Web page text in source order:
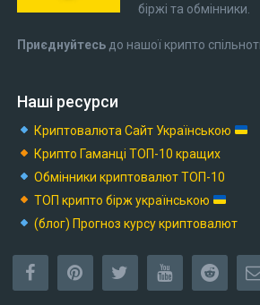
біржі та обмінники.
Приєднуйтесьдо нашої крипто
Наші ресурси
Криптовалюта Cайт Українською
Крипто Гаманці ТОП-10 кращих
Обмінники криптовалют ТОП-10
ТОП крипто бірж українською
(блог) Прогноз курсу криптовалют